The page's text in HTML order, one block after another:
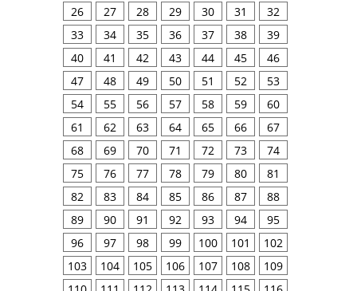
26
27 28 29 30 31
32
33
34 35 36 37 38
39
40
41 42 43 44 45
46
47
48 49 50 51 52
53
54
55 56 57 58 59
60
61
62 63 64 65 66
67
68
69 70 71 72 73
74
75
76 77 78 79 80
81
82
83 84 85 86 87
88
89
90 91 92 93 94
95
96
97 98 99 100 101
102
103
104 105 106 107 108
109